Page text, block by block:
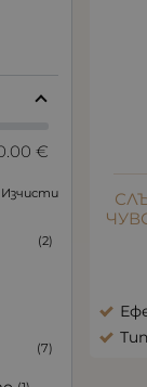
€
Изчисти
(2)
(7)